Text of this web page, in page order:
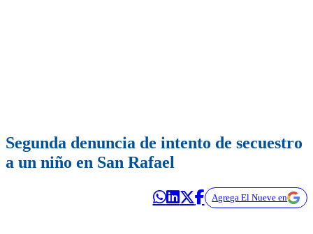
Segunda denuncia de intento de secuestro
a un niño en San Rafael
Agrega El Nueve en